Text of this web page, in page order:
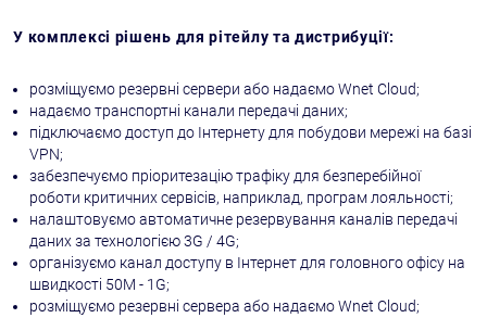
У комплексі рішень для рітейлу та дистрибуції:
розміщуємо резервні сервери або надаємо Wnet Cloud;
надаємо транспортні канали передачі даних;
підключаємо доступ до Інтернету для побудови мережі на базі
VPN;
забезпечуємо пріоритезацію трафіку для безперебійної
роботи критичних сервісів, наприклад, програм лояльності;
налаштовуємо автоматичне резервування каналів передачі
даних за технологією 3G / 4G;
організуємо канал доступу в Інтернет для головного офісу на
швидкості 50М - 1G;
розміщуємо резервні сервера або надаємо Wnet Cloud;